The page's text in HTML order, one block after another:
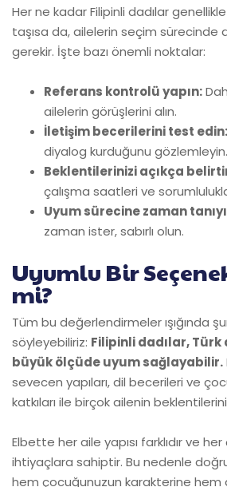
Her ne kadar Filipinli dadılar
taşısa da, ailelerin seçim sürecinde
gerekir. İşte bazı önemli noktalar:
Referans kontrolü yapın:
ailelerin görüşlerini alın.
İletişim becerilerini test edin:
diyalog kurduğunu gözlemleyin.
Beklentilerinizi açıkça
çalışma saatleri ve
Uyum sürecine zaman
zaman ister, sabırlı olun.
Uyumlu Bir
mi?
Tüm bu değerlendirmeler ışığında
söyleyebiliriz: Filipinli dadılar, Türk
büyük ölçüde uyum sağlayabilir.
sevecen yapıları, dil becerileri ve
katkıları ile birçok ailenin
Elbette her aile yapısı farklıdır ve
ihtiyaçlara sahiptir. Bu nedenle doğru
hem çocuğunuzun karakterine hem